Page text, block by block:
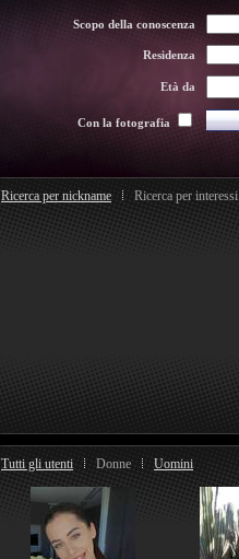
Scopo della conoscenza
Residenza
Età da
Con la fotografia
Ricerca per nickname Ricerca per interessi
Tutti gli utenti Donne Uomini